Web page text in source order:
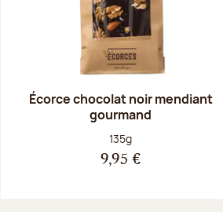
Écorce chocolat noir mendiant
gourmand
Poids net :
135g
9,95 €